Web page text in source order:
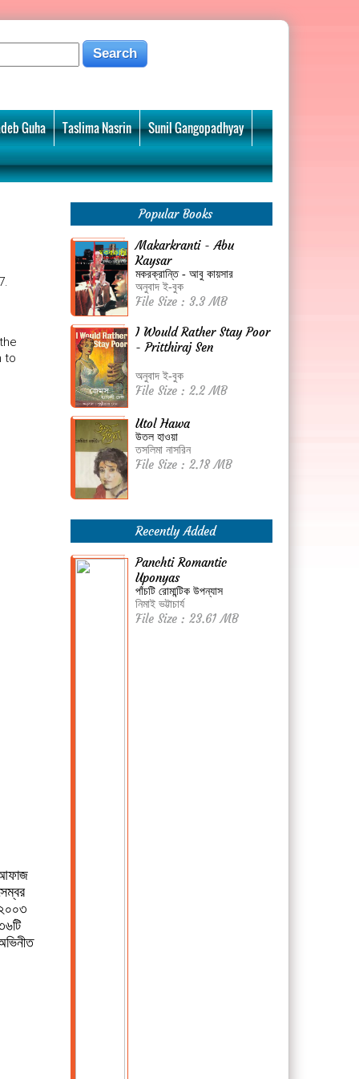
Guha Taslima Nasrin Sunil Gangopadhyay
to
আফাজ
Popular Books
Makarkranti - Abu
Kaysar
মকরক্রান্তি - আবু কায়সার
অনুবাদ ই-বুক
File Size : 3.3 MB
I Would Rather Stay Poor
- Pritthiraj Sen
অনুবাদ ই-বুক
File Size : 2.2 MB
Utol Hawa
উতল হাওয়া
তসলিমা নাসরিন
File Size : 2.18 MB
Recently Added
Panchti Romantic
Uponyas
পাঁচটি রোমান্টিক উপন্যাস
নিমাই ভট্টাচার্য
File Size : 23.61 MB